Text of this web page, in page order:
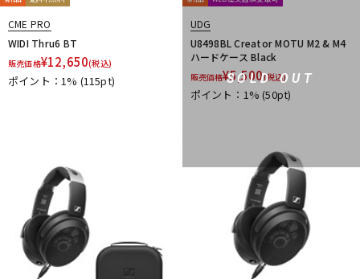
CME PRO
WIDI Thru6 BT
販売価格¥12,650(税込)
ポイント：1% (115pt) SOLD OUT
UDG
U8498BL Creator MOTU M2 & M4
ハードケース Black
販売価格¥5,500(税込)
ポイント：1%(50pt)